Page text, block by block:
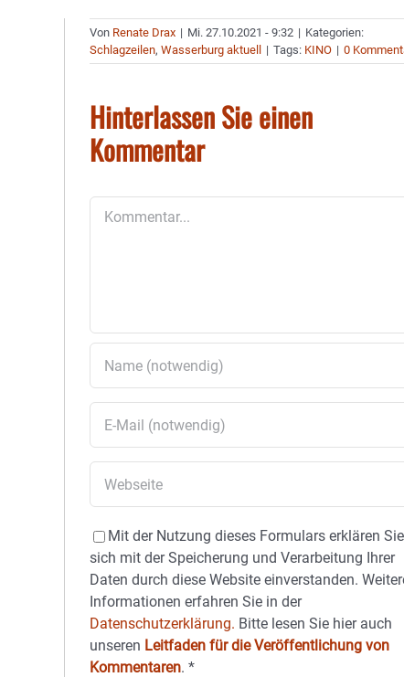
Von Renate Drax | Mi. 27.10.2021 - 9:32 | Kategorien:
Schlagzeilen,Wasserburg aktuell | Tags: KINO | 0
Hinterlassen Sie einen
Kommentar
Mit der Nutzung dieses Formulars erklären Sie
sich mit der Speicherung und Verarbeitung Ihrer
Daten durch diese Website einverstanden.
Informationen erfahren Sie in der
Datenschutzerklärung. Bitte lesen Sie hier auch
unseren Leitfaden für die Veröffentlichung von
Kommentaren.*